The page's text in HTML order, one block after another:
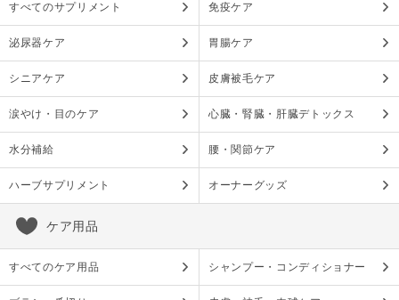
すべてのサプリメント 免疫ケア
泌尿器ケア 胃腸ケア
シニアケア 皮膚被毛ケア
涙やけ・目のケア 心臓・腎臓・肝臓デトックス
水分補給 腰・関節ケア
ハーブサプリメント オーナーグッズ
ケア用品
すべてのケア用品 シャンプー・コンディショナー